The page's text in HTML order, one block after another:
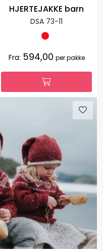
HJERTEJAKKE barn
DSA 73-11
Fra: 594,00 per pakke